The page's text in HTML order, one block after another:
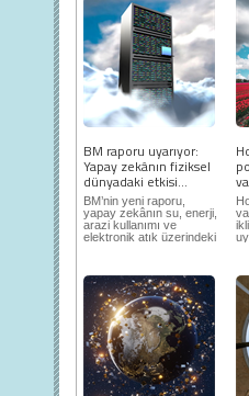
BM raporu uyarıyor:
Yapay zekânın fiziksel
dünyadaki etkisi...
BM’nin yeni raporu,
yapay zekânın su, enerji,
arazi kullanımı ve
elektronik atık üzerindeki